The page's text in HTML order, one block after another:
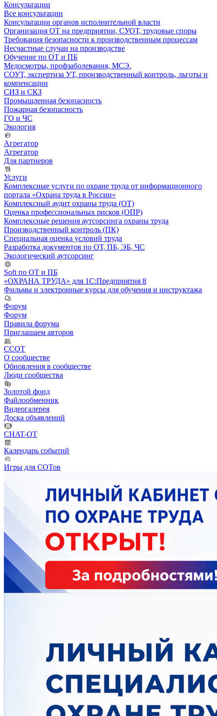
Консультации
Все консультации
Консультации органов исполнительной власти
Организация ОТ на предприятии, СУОТ, трудовые споры
Требования безопасности к производственным процессам
Несчастные случаи на производстве
Обучение по ОТ и ПБ
Медосмотры, профзаболевания, МСЭ.
СОУТ, экспертиза УТ, производственный контроль, льготы и
компенсации
СИЗ и СКЗ
Промышленная безопасность
Пожарная безопасность
ГО и ЧС
Экология
Агрегатор
Агрегатор
Для партнеров
Услуги
Комплексные услуги по охране труда от информационного
портала «Охрана труда в России»
Комплексный аудит охраны труда (ОТ)
Оценка профессиональных рисков (ОПР)
Комплексные решения аутсорсинга охраны труда
Производственный контроль (ПК)
Специальная оценка условий труда
Разработка документов по ОТ, ПБ, ЭБ, ЧС
Экологический аутсорсинг
Soft по ОТ и ПБ
«ОХРАНА ТРУДА» для 1С:Предприятия 8
Фильмы и электронные курсы для обучения и инструктажа
Форум
Форум
Правила форума
Приглашаем авторов
ССОТ
О сообществе
Обновления в сообществе
Люди сообщества
Золотой фонд
Файлообменник
Видеогалерея
Доска объявлений
CHAT-OT
Календарь событий
Игры для СОТов